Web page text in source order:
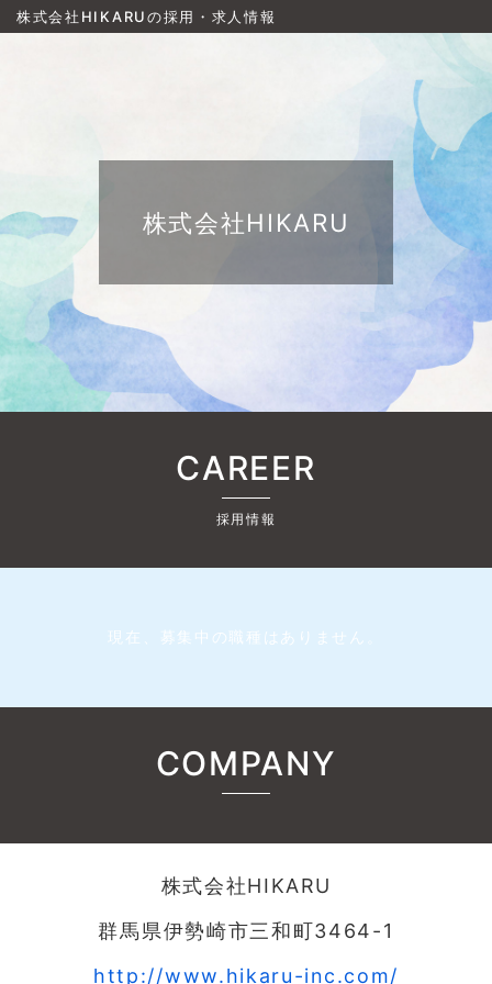
株式会社HIKARUの採用・求人情報
株式会社HIKARU
CAREER
採用情報
現在、募集中の職種はありません。
COMPANY
株式会社HIKARU
群馬県伊勢崎市三和町3464-1
http://www.hikaru-inc.com/